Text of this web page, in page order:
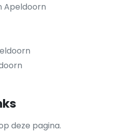
Apeldoorn
deze pagina.